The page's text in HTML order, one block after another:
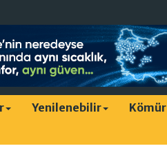
Yenilenebilir Kömür